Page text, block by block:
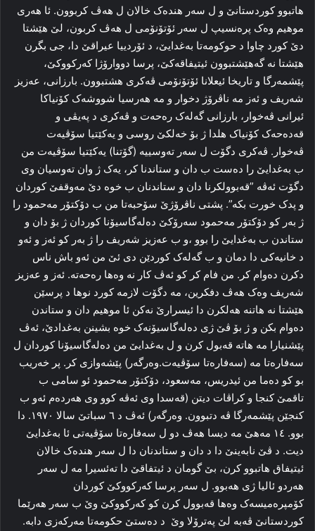
هاتبوو کوردستانێ و ل سه‌ر هنده‌ک خالان‌ ل هه‌ڤ کربوون. ئا هه‌ری
موهیم وه‌ک پره‌نسیپ ل سه‌ر ئۆتۆنۆمی ل هه‌ڤ کربون، لێ هێشتا
دێ کورد چاوا د حوکومه‌تا بەغدایێ، د ئۆردییا عیراقێ دا‌، جی بگرن
هێشتا نه‌ گەهێشتبوون ئیتیفاقه‌کێ، پرسا دووارۆژا که‌رکووکێ،
پێشمه‌رگا و تاریخا ئیعلانا ئۆتۆنۆمی ڤه‌کری هشتبوون. بارزانی، عه‌زیز
شه‌ریف و ئه‌ز مه‌ ناڤرۆژ دخوار و مه‌ هه‌رسیا شووشەک کۆنیاکا
ئیرانی ڤه‌خوار، بارزانی گه‌له‌ک ره‌حه‌ت و ڤه‌کری د په‌یڤی و
قه‌ده‌حه‌ک کۆنیاک هلدا ژ بۆ خه‌لکێ روسی و یەكێتیا سۆڤیه‌ت
ڤه‌خوار. ڤه‌کری دگۆت ل سه‌ر تەوسییه‌ (گۆتنا) یەكێتیا سۆڤیه‌ت من
ب بەغدایێ را ده‌ست ب دان و ستاندنا کر، یه‌ک ژ وان تەوسیان وی
دگۆت ئه‌ڤه‌ ”قه‌بوولکرنا دان و ستاندنان ب خوه‌ دێ مه‌وقفێ كوردان
و پدک خورت بکه‌”. پشتی ناڤرۆژێ سۆحبه‌تا من ب دۆکتۆر مه‌حمود را‌
ژ به‌ر کو دۆکتۆر مه‌حمود سه‌رۆکێ ده‌له‌گاسیۆنا کوردان ژ بۆ دان و
ستا‌ندن ب به‌غدایێ‌ را‌ بوو ،و ب عه‌زیز شه‌ریف را ژ به‌ر کو ئه‌ز و ئەو
د خانیەکی دا دمان و ب گه‌له‌ک کوردێن دی ئێ من ئه‌و باش ناس
دکرن ده‌وام کر. من فا‌م کر کو ئه‌ڤ کار نه‌ وه‌ها ره‌حه‌ته‌. ئه‌ز و عه‌زیز
شه‌ریف وه‌ک هه‌ڤ دفکرین، مه‌ دگۆت لازمه‌ کورد نوها د پرسێن
ھێشتا نه‌ هاتنه‌ هه‌لکرن دا ئیسرارێ نه‌کن ئا موهیم دان و ستاندن
ده‌وام بکن و ژ بۆ ڤێ ژی ده‌له‌گاسیۆنه‌ک خوه‌ بشینن به‌غدادێ، ئه‌ڤ
پێشنیارا مه‌ هاته‌ قه‌بول کرن و ل بەغدایێ من ده‌له‌گاسیۆنا كوردان ل
سه‌فاره‌تا مه‌ (سه‌فاره‌تا سۆڤیه‌ت.وه‌رگه‌ر) پێشه‌وازی کر. پر خه‌ریب
بو کو ده‌ما من ئیدریس، مەسعود، دۆکتۆر مه‌حمود ئو سامی ب
تاقمێ کنجا و کراڤات دیتن (قه‌سدا وی ئه‌ڤه‌ کوو وی هه‌رده‌م ئه‌و ب
کنجێن پێشمه‌رگا ڤه‌ دتبوون. وه‌رگه‌ر) ئه‌ڤ د ٦ سباتێ سالا ۱۹۷۰. دا‌
بوو. ۱٤ مه‌هێ مه‌ دیسا هه‌ڤ دو ل سه‌فاره‌تا سۆڤیه‌تی ئا بەغدایێ
دیت. د ڤێ نابه‌ینێ دا د دان و ستا‌ندنان دا ل سه‌ر هنده‌ک خالان
ئیتیفاق هاتبوو کرن، بێ گومان د ئیتفاقێ دا‌ ته‌ئسیرا مه‌ ل سه‌ر
هه‌ردو ئالیا ژی هه‌بوو. ل سه‌ر پرسا که‌رکووکێ كوردان
کۆمپره‌میسه‌ک وه‌ها قه‌بوول کرن کو که‌رکووکێ وێ‌ ب سه‌ر ھەرێما
کوردستانێ ڤه‌به‌ لێ په‌ترۆلا وێ‌ ‌ د ده‌ستێ حكومەتا مه‌رکه‌زی دا‌به‌.